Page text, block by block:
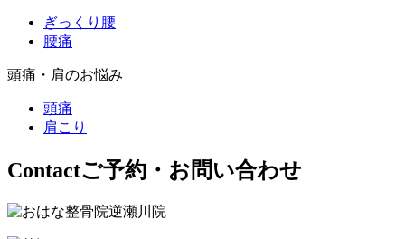
ぎっくり腰
腰痛
頭痛・肩のお悩み
頭痛
肩こり
Contactご予約・お問い合わせ